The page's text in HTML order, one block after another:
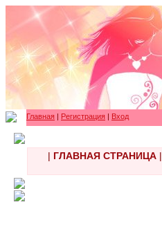
Главная | Регистрация | Вход
| ГЛАВНАЯ СТРАНИЦА|